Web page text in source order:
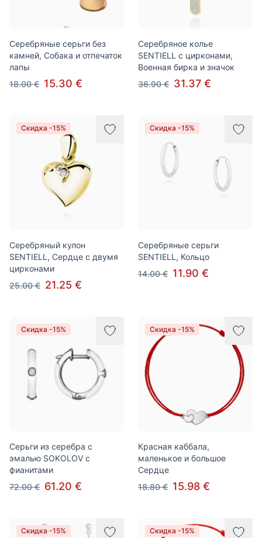
Серебряные серьги без
камней, Собака и отпечаток
лапы
18.00 € 15.30 €
Серебряное колье
SENTIELL с цирконами,
Военная бирка и значок
36.90 € 31.37 €
Скидка -15%
Серебряный кулон
SENTIELL, Сердце с двумя
цирконами
25.00 € 21.25 €
Скидка -15%
Серебряные серьги
SENTIELL, Кольцо
14.00 € 11.90 €
Скидка -15%
Серьги из серебра с
эмалью SOKOLOV с
фианитами
72.00 € 61.20 €
Скидка -15%
Красная каббала,
маленькое и большое
Cердце
18.80 € 15.98 €
Скидка -15% Скидка -15%